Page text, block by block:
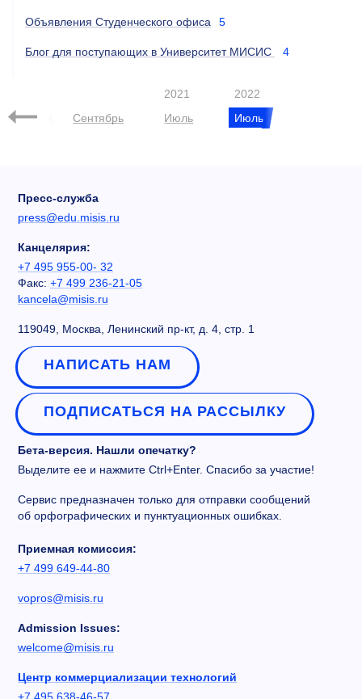
Объявления Студенческого офиса 5
Блог для поступающих в Университет МИСИС 4
Август Сентябрь
2021
Июль
2022
Июль
Пресс-служба
press@edu.misis.ru
Канцелярия:
+7 495 955-00- 32
Факс: +7 499 236-21-05
kancela@misis.ru
119049, Москва, Ленинский пр-кт, д. 4, стр. 1
НАПИСАТЬ НАМ
ПОДПИСАТЬСЯ НА РАССЫЛКУ
Бета-версия. Нашли опечатку?
Выделите ее и нажмите Ctrl+Enter. Спасибо за участие!
Сервис предназначен только для отправки сообщений
об орфографических и пунктуационных ошибках.
Приемная комиссия:
+7 499 649-44-80
vopros@misis.ru
Admission Issues:
welcome@misis.ru
Центр коммерциализации технологий